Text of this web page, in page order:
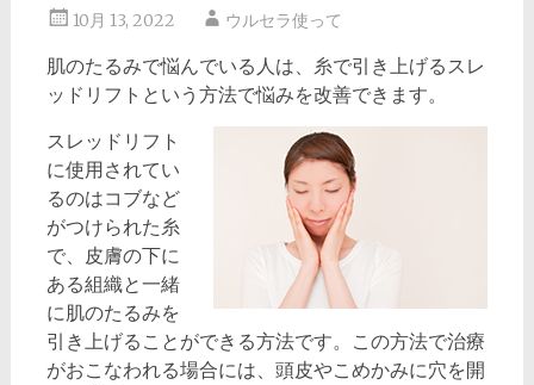
10月 13, 2022 ウルセラ使って
肌のたるみで悩んでいる人は、糸で引き上げるスレ
ッドリフトという方法で悩みを改善できます。
スレッドリフト
に使用されてい
るのはコブなど
がつけられた糸
で、皮膚の下に
ある組織と一緒
に肌のたるみを
引き上げることができる方法です。この方法で治療
がおこなわれる場合には、頭皮やこめかみに穴を開